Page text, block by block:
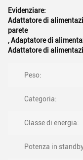
Evidenziare:
Adattatore di
parete
,Adaptatore di
Adattatore di
Peso:
Categoria:
Classe di energia:
Potenza in